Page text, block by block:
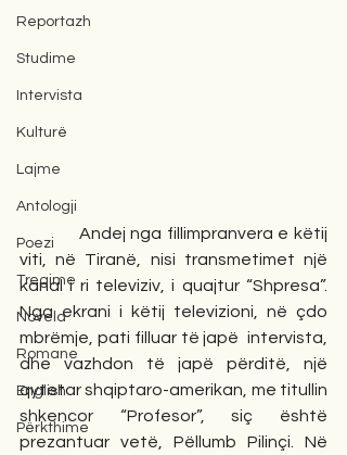
Reportazh
Studime
Intervista
Kulturë
Lajme
Antologji
Poezi
Tregime
Novela
Romane
English
Përkthime
Andej nga fillimpranvera e këtij
viti, në Tiranë, nisi transmetimet një
kanal i ri televiziv, i quajtur “Shpresa”.
Nga ekrani i këtij televizioni, në çdo
mbrëmje, pati filluar të japë  intervista,
dhe vazhdon të japë përditë, një
qytetar shqiptaro-amerikan, me titullin
shkencor “Profesor”, siç është
prezantuar vetë, Pëllumb Pilinçi. Në